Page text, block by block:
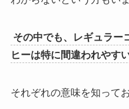
その中でも、レギュラー
ヒーは特に間違われやすい
それぞれの意味を知って